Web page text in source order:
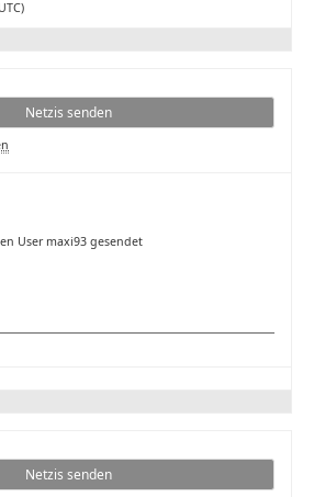
Netzis senden
User maxi93 gesendet
Netzis senden